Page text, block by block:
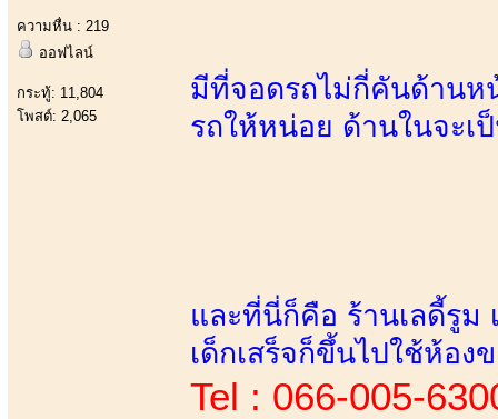
ความหื่น : 219
ออฟไลน์
กระทู้: 11,804
โพสต์: 2,065
มีที่จอดรถไม่กี่คันด้านห
รถให้หน่อย ด้านในจะเ
และที่นี่ก็คือ ร้านเลดี้รูม
เด็กเสร็จก็ขึ้นไปใช้ห้อง
Tel : 066-005-